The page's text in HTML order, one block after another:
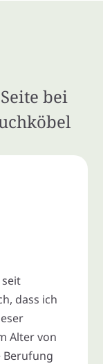
bei
dass ich
Alter von
Berufung